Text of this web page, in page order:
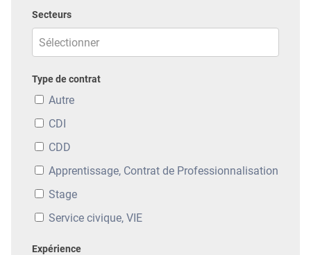
Secteurs
Type de contrat
Autre
CDI
CDD
Apprentissage, Contrat de Professionnalisation
Stage
Service civique, VIE
Expérience